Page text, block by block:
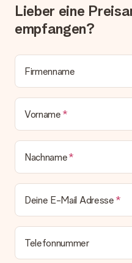
Lösungsvorschlag
Wird die Rechnung mit
Lieferschein. Die Rechnung
zeitgleich mit der
bleibt eine echte
Lieber eine
empfangen?
Firmenname
Vorname
Nachname
Deine E-Mail Adresse
Telefonnummer